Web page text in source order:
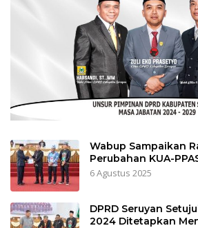
Wabup Sampaikan
Perubahan KUA-
6 Agustus 2025
DPRD Seruyan
2024 Ditetapkan